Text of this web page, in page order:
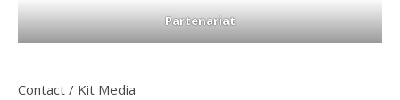
Partenariat
Contact / Kit Media